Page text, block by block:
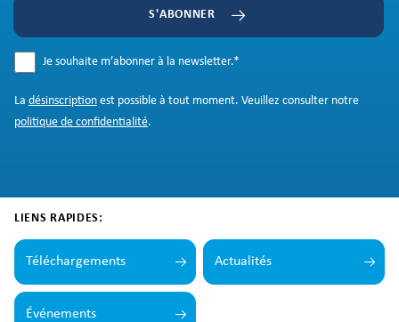
S'ABONNER
Je souhaite m’abonner à la newsletter.*
La désinscription est possible à tout moment. Veuillez consulter notre
politique de confidentialité.
LIENS RAPIDES:
Téléchargements Actualités
Événements